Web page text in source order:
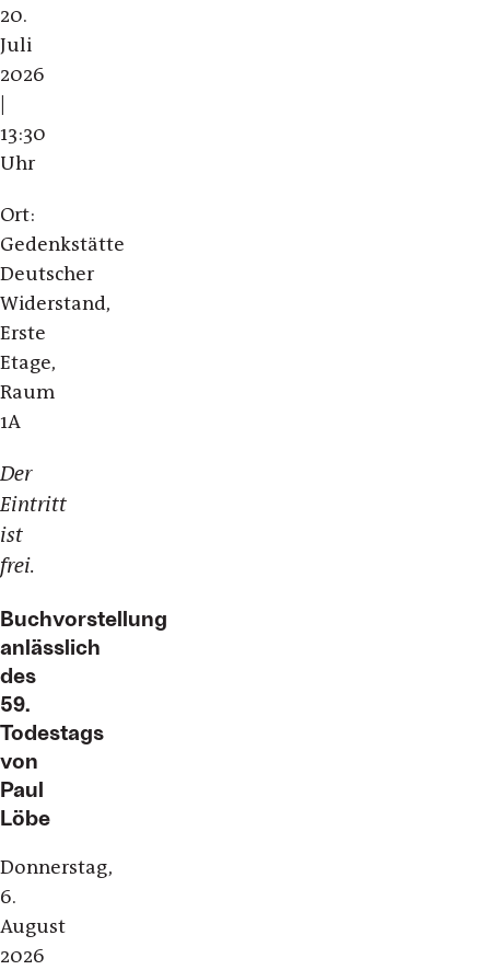
20.
Juli
2026
|
13:30
Uhr
Ort:
Gedenkstätte
Deutscher
Widerstand,
Erste
Etage,
Raum
1A
Der
Eintritt
ist
frei.
Buchvorstellung
anlässlich
des
59.
Todestags
von
Paul
Löbe
Donnerstag,
6.
August
2026